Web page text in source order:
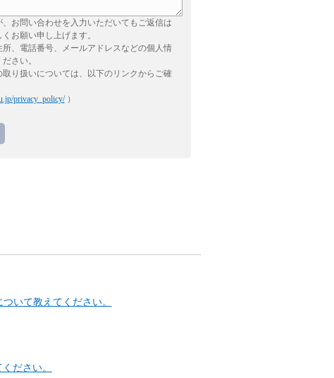
お問い合わせを入力いただいてもご返信は
お願い申し上げます。
所、電話番号、メールアドレスなどの個人情
さい。
り扱いについては、以下のリンクからご確
privacy_policy/）
いて教えてください。
ださい。